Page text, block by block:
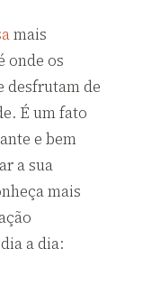
mais
onde os
desfrutam de
É um fato
e bem
a sua
mais
a dia: